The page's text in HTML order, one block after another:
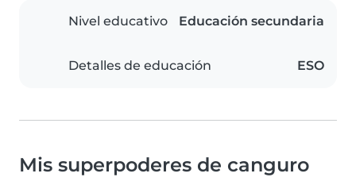
Nivel educativo Educación secundaria
Detalles de educación ESO
Mis superpoderes de canguro